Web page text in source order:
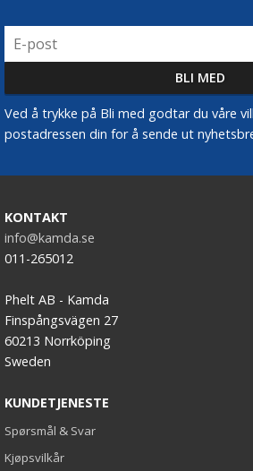
Ved å trykke på Bli med godtar du våre
postadressen din for å sende ut
KONTAKT
info@kamda.se
011-265012
Phelt AB - Kamda
Finspångsvägen 27
60213 Norrköping
Sweden
KUNDETJENESTE
Spørsmål & Svar
Kjøpsvilkår